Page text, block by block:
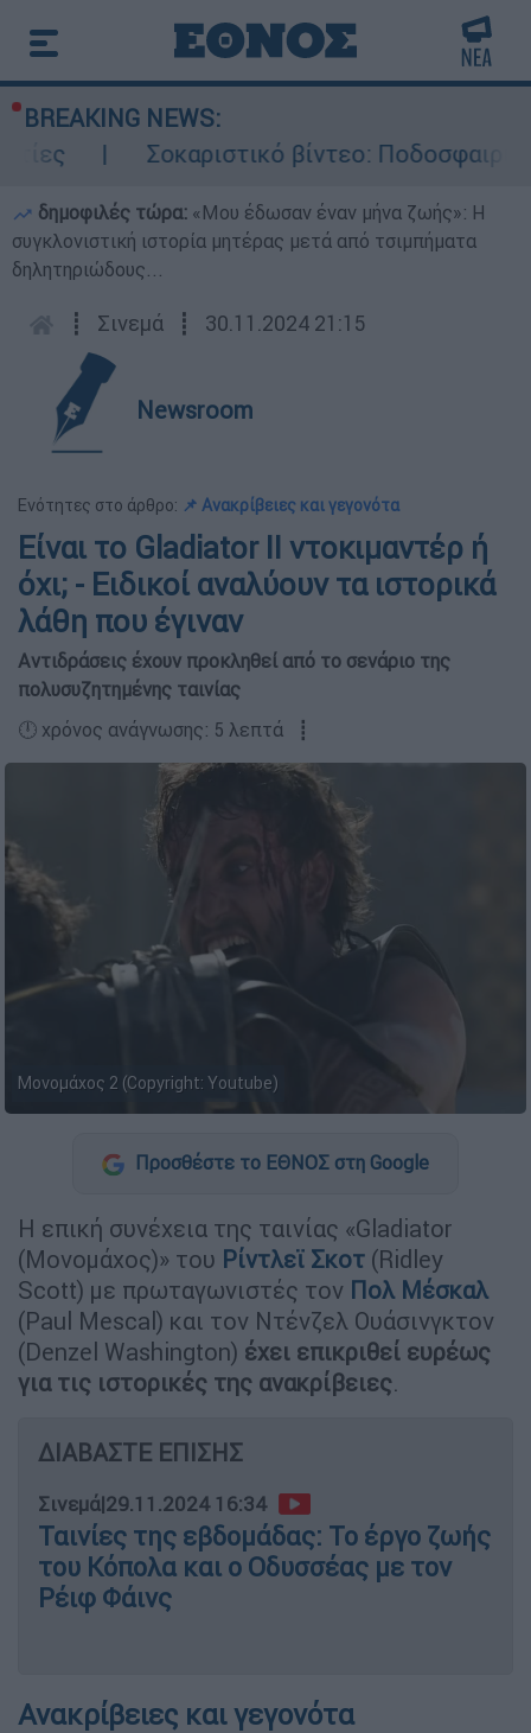
BREAKING NEWS:
Σοκαριστικό βίντεο: Ποδοσφαιριστής
δημοφιλές τώρα: «Μου έδωσαν έναν μήνα ζωής»: Η
συγκλονιστική ιστορία μητέρας μετά από τσιμπήματα
δηλητηριώδους...
┋ Σινεμά ┋ 30.11.2024 21:15
Newsroom
Ενότητες στο άρθρο: 📌 Ανακρίβειες και γεγονότα
Είναι το Gladiator II ντοκιμαντέρ ή
όχι; - Ειδικοί αναλύουν τα ιστορικά
λάθη που έγιναν
Αντιδράσεις έχουν προκληθεί από το σενάριο της
πολυσυζητημένης ταινίας
🕛 χρόνος ανάγνωσης: 5 λεπτά ┋
Μονομάχος 2 (Copyright: Youtube)
Προσθέστε το ΕΘΝΟΣ στη Google
Η επική συνέχεια της ταινίας «Gladiator
(Μονομάχος)» του Ρίντλεϊ Σκοτ (Ridley
Scott) με πρωταγωνιστές τον Πολ Μέσκαλ
(Paul Mescal) και τον Ντένζελ Ουάσινγκτον
(Denzel Washington) έχει επικριθεί ευρέως
για τις ιστορικές της ανακρίβειες.
ΔΙΑΒΑΣΤΕ ΕΠΙΣΗΣ
Σινεμά|29.11.2024 16:34
Ταινίες της εβδομάδας: Το έργο ζωής
του Κόπολα και ο Οδυσσέας με τον
Ρέιφ Φάινς
Ανακρίβειες και γεγονότα